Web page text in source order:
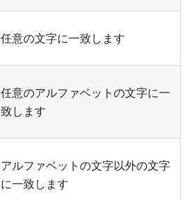
任意の文字に一致します
任意のアルファベットの文字に一
致します
アルファベットの文字以外の文字
に一致します